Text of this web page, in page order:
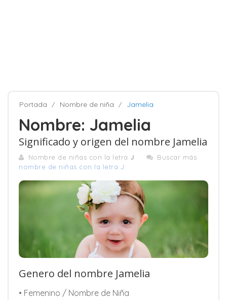
Portada Nombre de niña Jamelia
Nombre: Jamelia
Significado y origen del nombre Jamelia
Nombre de niñas con la letra J
Buscar más
nombre de niñas con la letra J
Genero del nombre Jamelia
• Femenino / Nombre de Niña